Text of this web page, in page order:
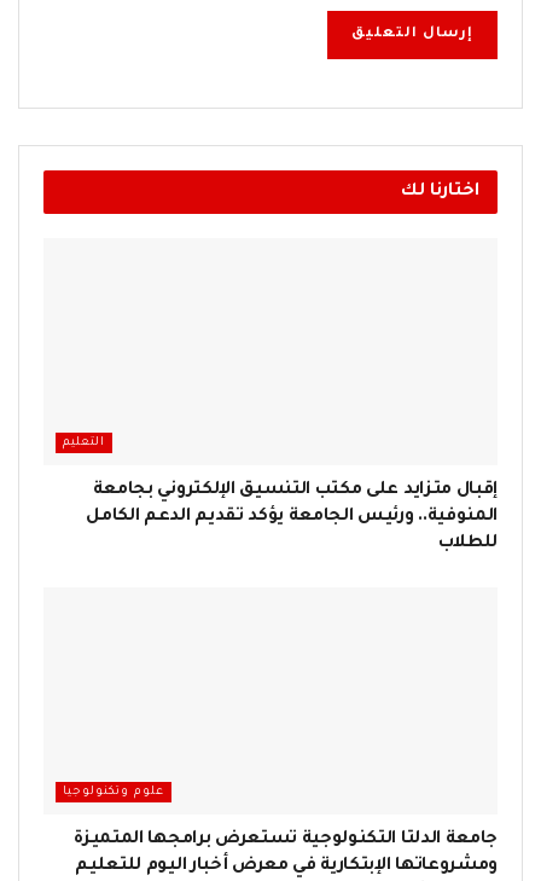
اختارنا لك
التعليم
إقبال متزايد على مكتب التنسيق الإلكتروني بجامعة
المنوفية.. ورئيس الجامعة يؤكد تقديم الدعم الكامل
للطلاب
علوم وتكنولوجيا
جامعة الدلتا التكنولوجية تستعرض برامجها المتميزة
ومشروعاتها الإبتكارية في معرض أخبار اليوم للتعليم